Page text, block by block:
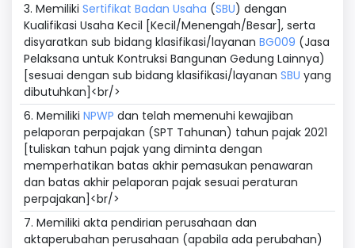
3. Memiliki Sertifikat Badan Usaha (SBU) dengan
Kualifikasi Usaha Kecil [Kecil/Menengah/Besar], serta
disyaratkan sub bidang klasifikasi/layanan BG009 (Jasa
Pelaksana untuk Kontruksi Bangunan Gedung Lainnya)
[sesuai dengan sub bidang klasifikasi/layanan SBU yang
dibutuhkan]<br/>
6. Memiliki NPWP dan telah memenuhi kewajiban
pelaporan perpajakan (SPT Tahunan) tahun pajak 2021
[tuliskan tahun pajak yang diminta dengan
memperhatikan batas akhir pemasukan penawaran
dan batas akhir pelaporan pajak sesuai peraturan
perpajakan]<br/>
7. Memiliki akta pendirian perusahaan dan
aktaperubahan perusahaan (apabila ada perubahan)